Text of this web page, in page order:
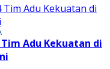
Adu Kekuatan di